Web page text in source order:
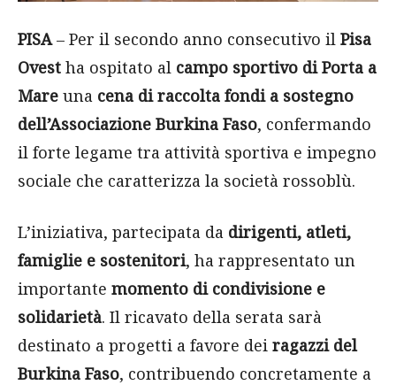
PISA– Per il secondo anno consecutivo il Pisa
Ovest ha ospitato al campo sportivo di Porta a
Mare una cena di raccolta fondi a sostegno
dell’Associazione Burkina Faso, confermando
il forte legame tra attività sportiva e impegno
sociale che caratterizza la società rossoblù.
L’iniziativa, partecipata da dirigenti, atleti,
famiglie e sostenitori, ha rappresentato un
importante momento di condivisione e
solidarietà. Il ricavato della serata sarà
destinato a progetti a favore dei ragazzi del
Burkina Faso, contribuendo concretamente a